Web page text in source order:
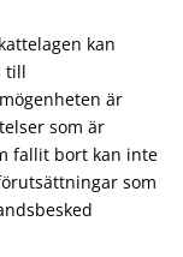
kan
till
är
som är
fallit bort kan inte
som